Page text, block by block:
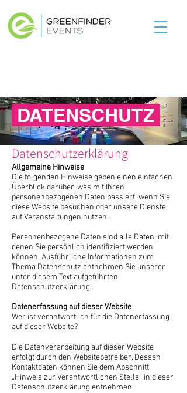
DATENSCHUTZ
Datenschutzerklärung
Allgemeine Hinweise
Die folgenden Hinweise geben einen einfachen
Überblick darüber, was mit Ihren
personenbezogenen Daten passiert, wenn Sie
diese Website besuchen oder unsere Dienste
auf Veranstaltungen nutzen.
Personenbezogene Daten sind alle Daten, mit
denen Sie persönlich identifiziert werden
können. Ausführliche Informationen zum
Thema Datenschutz entnehmen Sie unserer
unter diesem Text aufgeführten
Datenschutzerklärung.
Datenerfassung auf dieser Website
Wer ist verantwortlich für die Datenerfassung
auf dieser Website?
Die Datenverarbeitung auf dieser Website
erfolgt durch den Websitebetreiber. Dessen
Kontaktdaten können Sie dem Abschnitt
„Hinweis zur Verantwortlichen Stelle“ in dieser
Datenschutzerklärung entnehmen.